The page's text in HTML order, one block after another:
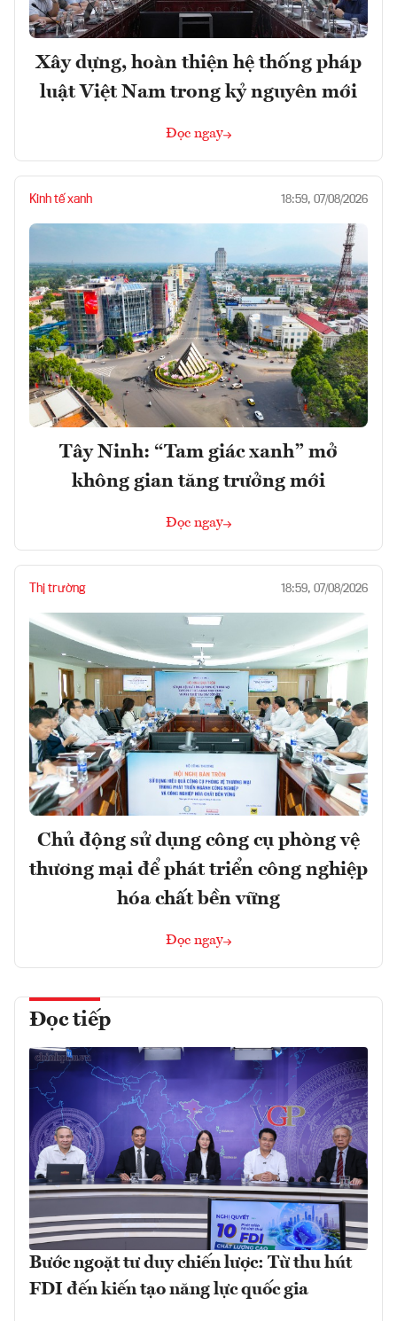
Xây dựng, hoàn thiện hệ thống pháp
luật Việt Nam trong kỷ nguyên mới
Đọc ngay
Kinh tế xanh 18:59, 07/08/2026
Tây Ninh: “Tam giác xanh” mở
không gian tăng trưởng mới
Đọc ngay
Thị trường 18:59, 07/08/2026
Chủ động sử dụng công cụ phòng vệ
thương mại để phát triển công nghiệp
hóa chất bền vững
Đọc ngay
Đọc tiếp
Bước ngoặt tư duy chiến lược: Từ thu hút
FDI đến kiến tạo năng lực quốc gia